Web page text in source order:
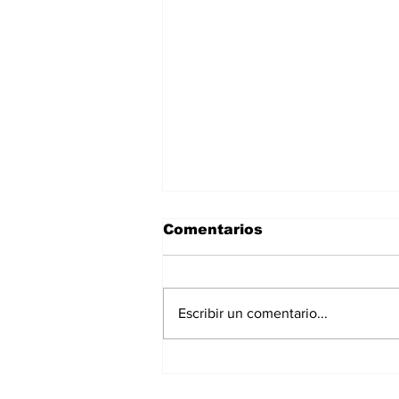
Comentarios
Escribir un comentario...